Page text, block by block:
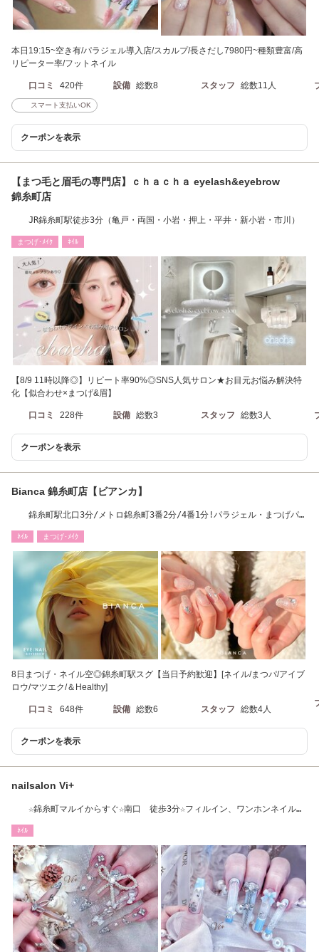
本日19:15~空き有/パラジェル導入店/スカルプ/長さだし7980円~種類豊富/高
リピーター率/フットネイル
口コミ 420件 設備 総数8 スタッフ 総数11人
スマート支払いOK
クーポンを表示
【まつ毛と眉毛の専門店】ｃｈａｃｈａ eyelash&eyebrow
錦糸町店
JR錦糸町駅徒歩3分（亀戸・両国・小岩・押上・平井・新小岩・市川）
まつげ･ﾒｲｸ ﾈｲﾙ
【8/9 11時以降◎】リピート率90%◎SNS人気サロン★お目元お悩み解決特
化【似合わせ×まつげ&眉】
口コミ 228件 設備 総数3 スタッフ 総数3人
クーポンを表示
Bianca 錦糸町店【ビアンカ】
錦糸町駅北口3分/メトロ錦糸町3番2分/4番1分!パラジェル・まつげパー
ﾈｲﾙ まつげ･ﾒｲｸ
8日まつげ・ネイル空◎錦糸町駅スグ【当日予約歓迎】[ネイル/まつパ/アイブ
ロウ/マツエク/＆Healthy]
口コミ 648件 設備 総数6 スタッフ 総数4人
クーポンを表示
nailsalon Vi+
☆錦糸町マルイからすぐ☆南口 徒歩3分☆フィルイン、ワンホンネイル長
ﾈｲﾙ